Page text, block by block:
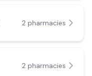
2 pharmacies
2 pharmacies